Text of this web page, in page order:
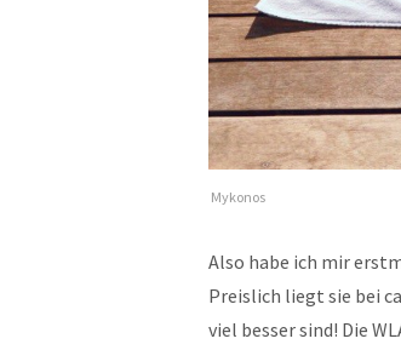
Mykonos
Also habe ich mir
Preislich liegt sie bei
viel besser sind! Die